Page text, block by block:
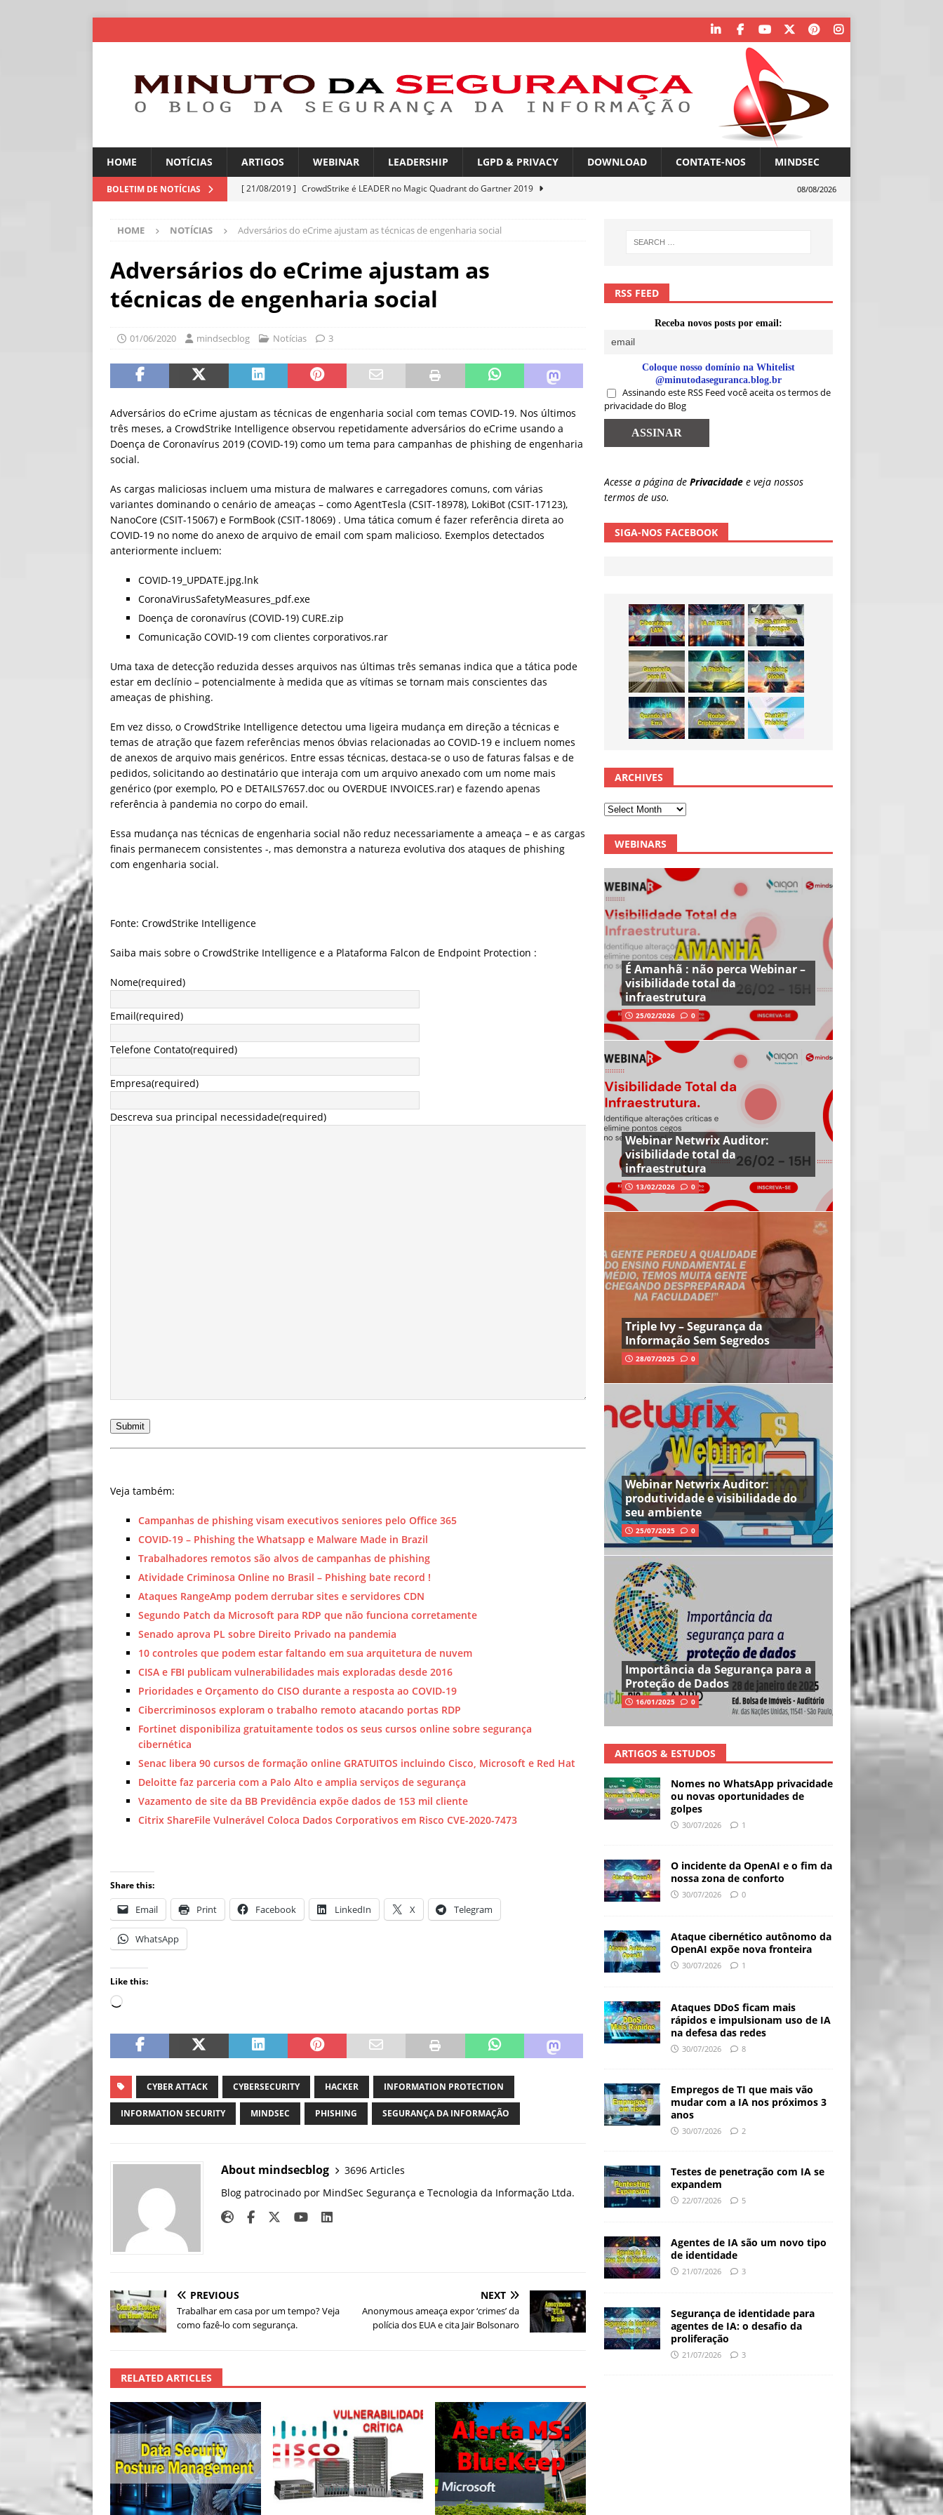
HOME NOTÍCIAS ARTIGOS WEBINAR LEADERSHIP LGPD & PRIVACY DOWNLOAD CONTATE-NOS MINDSEC
BOLETIM DE NOTÍCIAS [ 21/08/2019 ] CrowdStrike é LEADER no Magic Quadrant do Gartner 2019
[ 06/08/2026 ] América Latina é a segunda região mais exposta a ciberameaças
industriais
NOTÍCIAS
IA amplia desafio de segurança e governança nas redes corporativas
NOTÍCIAS
[ 06/08/2026 ]
[ 06/08/2026 ]
Sem guardrails, a autonomia da IA se torna um risco
NOTÍCIAS
08/08/2026
HOME NOTÍCIAS Adversários do eCrime ajustam as técnicas de engenharia social
Adversários do eCrime ajustam as
técnicas de engenharia social
01/06/2020 mindsecblog Notícias 3
Adversários do eCrime ajustam as técnicas de engenharia social com temas COVID-19. Nos últimos
três meses, a CrowdStrike Intelligence observou repetidamente adversários do eCrime usando a
Doença de Coronavírus 2019 (COVID-19) como um tema para campanhas de phishing de engenharia
social.
As cargas maliciosas incluem uma mistura de malwares e carregadores comuns, com várias
variantes dominando o cenário de ameaças – como AgentTesla (CSIT-18978), LokiBot (CSIT-17123),
NanoCore (CSIT-15067) e FormBook (CSIT-18069) . Uma tática comum é fazer referência direta ao
COVID-19 no nome do anexo de arquivo de email com spam malicioso. Exemplos detectados
anteriormente incluem:
COVID-19_UPDATE.jpg.lnk
CoronaVirusSafetyMeasures_pdf.exe
Doença de coronavírus (COVID-19) CURE.zip
Comunicação COVID-19 com clientes corporativos.rar
Uma taxa de detecção reduzida desses arquivos nas últimas três semanas indica que a tática pode
estar em declínio – potencialmente à medida que as vítimas se tornam mais conscientes das
ameaças de phishing.
Em vez disso, o CrowdStrike Intelligence detectou uma ligeira mudança em direção a técnicas e
temas de atração que fazem referências menos óbvias relacionadas ao COVID-19 e incluem nomes
de anexos de arquivo mais genéricos. Entre essas técnicas, destaca-se o uso de faturas falsas e de
pedidos, solicitando ao destinatário que interaja com um arquivo anexado com um nome mais
genérico (por exemplo, PO e DETAILS7657.doc ou OVERDUE INVOICES.rar) e fazendo apenas
referência à pandemia no corpo do email.
Essa mudança nas técnicas de engenharia social não reduz necessariamente a ameaça – e as cargas
finais permanecem consistentes -, mas demonstra a natureza evolutiva dos ataques de phishing
com engenharia social.
Fonte: CrowdStrike Intelligence
Saiba mais sobre o CrowdStrike Intelligence e a Plataforma Falcon de Endpoint Protection :
Nome(required)
Email(required)
Telefone Contato(required)
Empresa(required)
Descreva sua principal necessidade(required)
Submit
Veja também:
Campanhas de phishing visam executivos seniores pelo Office 365
COVID-19 – Phishing the Whatsapp e Malware Made in Brazil
Trabalhadores remotos são alvos de campanhas de phishing
Atividade Criminosa Online no Brasil – Phishing bate record !
Ataques RangeAmp podem derrubar sites e servidores CDN
Segundo Patch da Microsoft para RDP que não funciona corretamente
Senado aprova PL sobre Direito Privado na pandemia
10 controles que podem estar faltando em sua arquitetura de nuvem
CISA e FBI publicam vulnerabilidades mais exploradas desde 2016
Prioridades e Orçamento do CISO durante a resposta ao COVID-19
Cibercriminosos exploram o trabalho remoto atacando portas RDP
Fortinet disponibiliza gratuitamente todos os seus cursos online sobre segurança
cibernética
Senac libera 90 cursos de formação online GRATUITOS incluindo Cisco, Microsoft e Red Hat
Deloitte faz parceria com a Palo Alto e amplia serviços de segurança
Vazamento de site da BB Previdência expõe dados de 153 mil cliente
Citrix ShareFile Vulnerável Coloca Dados Corporativos em Risco CVE-2020-7473
Share this:
Email Print Facebook LinkedIn X Telegram
WhatsApp
Like this:
CYBER ATTACK CYBERSECURITY HACKER INFORMATION PROTECTION
INFORMATION SECURITY MINDSEC PHISHING SEGURANÇA DA INFORMAÇÃO
About mindsecblog
3696 Articles
Blog patrocinado por MindSec Segurança e Tecnologia da Informação Ltda.
PREVIOUS
Trabalhar em casa por um tempo? Veja
como fazê-lo com segurança.
NEXT
Anonymous ameaça expor ‘crimes’ da
polícia dos EUA e cita Jair Bolsonaro
RELATED ARTICLES
RSS FEED
Receba novos posts por email:
Coloque nosso domínio na Whitelist
@minutodaseguranca.blog.br
Assinando este RSS Feed você aceita os termos de
privacidade do Blog
Acesse a página de Privacidade e veja nossos
termos de uso.
SIGA-NOS FACEBOOK
ARCHIVES
WEBINARS
É Amanhã : não perca Webinar –
visibilidade total da
infraestrutura
25/02/2026 0
Webinar Netwrix Auditor:
visibilidade total da
infraestrutura
13/02/2026 0
Triple Ivy – Segurança da
Informação Sem Segredos
28/07/2025 0
Webinar Netwrix Auditor:
produtividade e visibilidade do
seu ambiente
25/07/2025 0
Importância da Segurança para a
Proteção de Dados
16/01/2025 0
ARTIGOS & ESTUDOS
Nomes no WhatsApp privacidade
ou novas oportunidades de
golpes
30/07/2026 1
O incidente da OpenAI e o fim da
nossa zona de conforto
30/07/2026 0
Ataque cibernético autônomo da
OpenAI expõe nova fronteira
30/07/2026 1
Ataques DDoS ficam mais
rápidos e impulsionam uso de IA
na defesa das redes
30/07/2026 8
Empregos de TI que mais vão
mudar com a IA nos próximos 3
anos
30/07/2026 2
Testes de penetração com IA se
expandem
22/07/2026 5
Agentes de IA são um novo tipo
de identidade
21/07/2026 3
Segurança de identidade para
agentes de IA: o desafio da
proliferação
21/07/2026 3